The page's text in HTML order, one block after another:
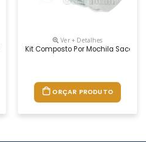
Saco Em Nylon Amassado, Toalha
Ver + Detalhes
Kit Composto Por Mochila Saco
ORÇAR PRODUTO